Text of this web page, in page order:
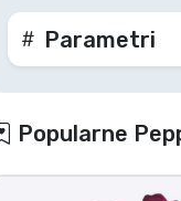
Parametri
Popularne